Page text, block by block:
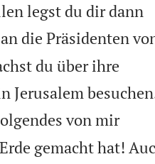
legst du dir dann
die Präsidenten
du über ihre
Jerusalem
von mir
gemacht hat!